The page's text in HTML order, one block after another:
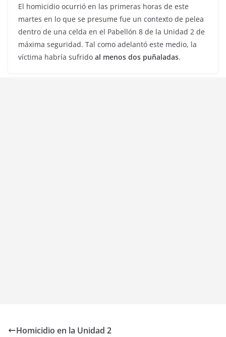
El homicidio ocurrió en las primeras horas de este
martes en lo que se presume fue un contexto de pelea
dentro de una celda en el Pabellón 8 de la Unidad 2 de
máxima seguridad. Tal como adelantó este medio, la
víctima habría sufrido al menos dos puñaladas.
Homicidio en la Unidad 2